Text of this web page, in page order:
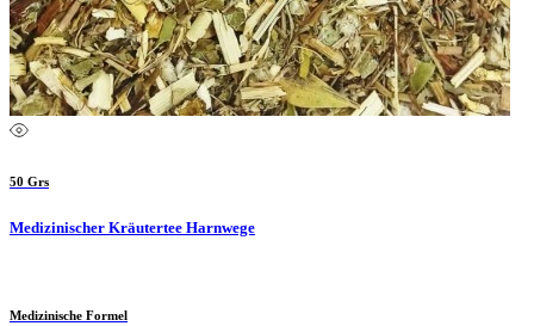
50 Grs
Medizinischer Kräutertee Harnwege
Medizinische Formel